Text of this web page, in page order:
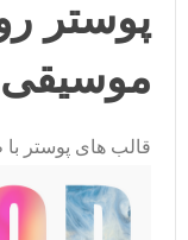
پوستر
موسیقی
قالب های پوستر با